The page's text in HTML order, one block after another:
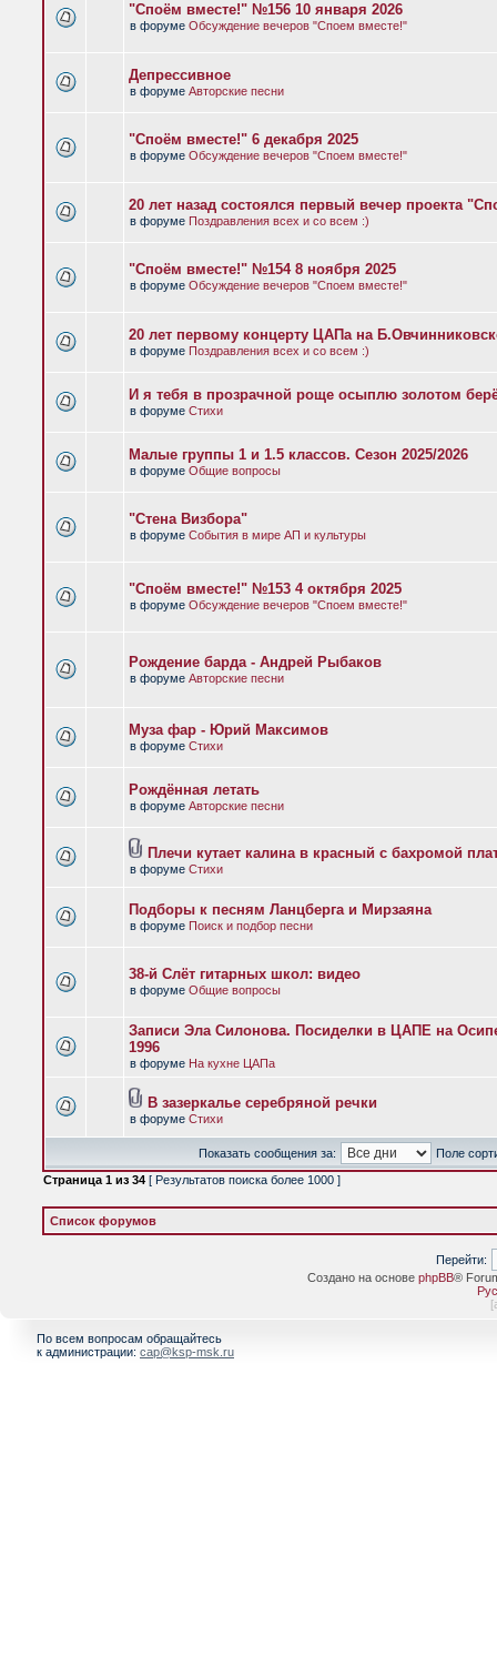
"Споём вместе!" №156 10 января 2026
в форуме Обсуждение вечеров "Споем вместе!"
Депрессивное
в форуме Авторские песни
"Споём вместе!" 6 декабря 2025
в форуме Обсуждение вечеров "Споем вместе!"
20 лет назад состоялся первый вечер проекта
в форуме Поздравления всех и со всем :)
"Споём вместе!" №154 8 ноября 2025
в форуме Обсуждение вечеров "Споем вместе!"
20 лет первому концерту ЦАПа на
в форуме Поздравления всех и со всем :)
И я тебя в прозрачной роще осыплю золотом
в форуме Стихи
Малые группы 1 и 1.5 классов. Сезон 2025/2026
в форуме Общие вопросы
"Стена Визбора"
в форуме События в мире АП и культуры
"Споём вместе!" №153 4 октября 2025
в форуме Обсуждение вечеров "Споем вместе!"
Рождение барда - Андрей Рыбаков
в форуме Авторские песни
Муза фар - Юрий Максимов
в форуме Стихи
Рождённая летать
в форуме Авторские песни
Плечи кутает калина в красный с бахромой
в форуме Стихи
Подборы к песням Ланцберга и Мирзаяна
в форуме Поиск и подбор песни
38-й Слёт гитарных школ: видео
в форуме Общие вопросы
Записи Эла Силонова. Посиделки в ЦАПЕ на
1996
в форуме На кухне ЦАПа
В зазеркалье серебряной речки
в форуме Стихи
Показать сообщения за:
Поле
Страница 1 из 34 [ Результатов поиска более 1000 ]
Список форумов
Перейти:
Создано на основе phpBB®
[
По всем вопросам обращайтесь
к администрации: cap@ksp-msk.ru